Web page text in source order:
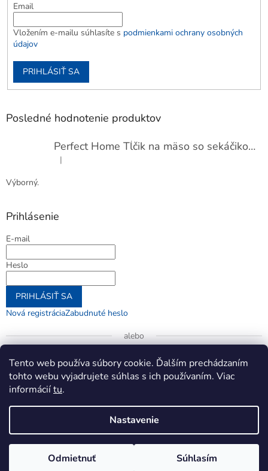
Tento web používa súbory cookie. Ďalším prechádzaním
tohto webu vyjadrujete súhlas s ich používaním. Viac
informáciítu.
Nastavenie
Odmietnuť Súhlasím
Email
Vložením e-mailu súhlasíte s podmienkami ochrany osobných
údajov
PRIHLÁSIŤ SA
Posledné hodnotenie produktov
Perfect Home Tĺčik na mäso so sekáčikom, 56893
Hodnotenie produktu je 5 z 5 hviezdičiek.
|
Výborný.
Prihlásenie
E-mail
Heslo
PRIHLÁSIŤ SA
Nová registráciaZabudnuté heslo
alebo
Prihlásiť sa cez Google
Copyright 2026jenifer.sk. Všetky práva vyhradené.Upraviť